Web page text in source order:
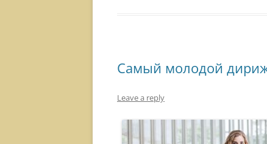
Самый молодой
Leave a reply